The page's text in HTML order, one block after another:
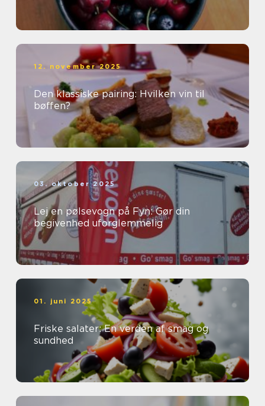
12. november 2025
Den klassiske pairing: Hvilken vin til
bøffen?
03. oktober 2025
Lej en pølsevogn på Fyn: Gør din
begivenhed uforglemmelig
01. juni 2025
Friske salater: En verden af smag og
sundhed